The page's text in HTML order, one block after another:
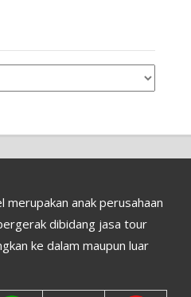
anak perusahaan
dibidang jasa tour
ke dalam maupun luar